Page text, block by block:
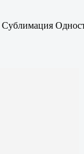
Сублимация